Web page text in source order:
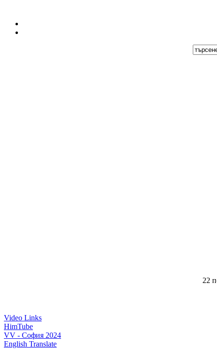
22
Video Links
HimTube
VV - София 2024
English Translate